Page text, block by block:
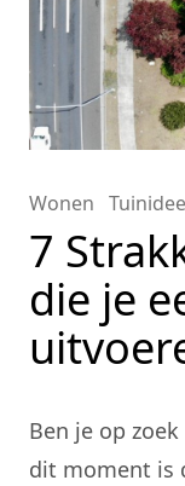
Wonen
7
die je
Ben je op
dit moment is